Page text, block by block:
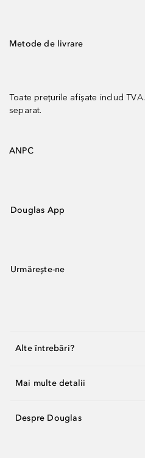
Metode de livrare
Toate prețurile afișate includ TVA.
separat.
ANPC
Douglas App
Urmărește-ne
Alte întrebări?
Mai multe detalii
Despre Douglas